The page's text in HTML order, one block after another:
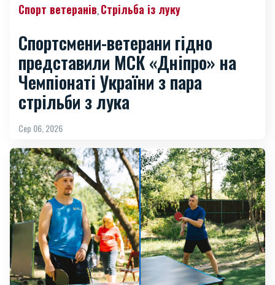
Спорт ветеранів Стрільба із луку
Спортсмени-ветерани гідно
представили МСК «Дніпро» на
Чемпіонаті України з пара
стрільби з лука
Сер 06, 2026